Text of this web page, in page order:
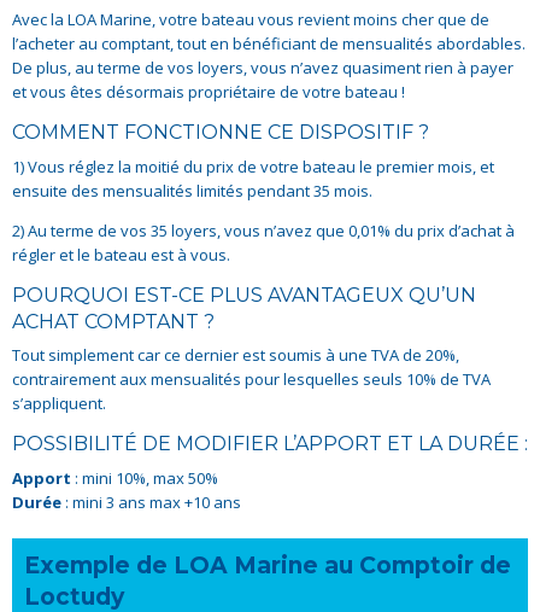
Avec la LOA Marine, votre bateau vous revient moins cher que de
l’acheter au comptant, tout en bénéficiant de mensualités abordables.
De plus, au terme de vos loyers, vous n’avez quasiment rien à payer
et vous êtes désormais propriétaire de votre bateau !
COMMENT FONCTIONNE CE DISPOSITIF ?
1) Vous réglez la moitié du prix de votre bateau le premier mois, et
ensuite des mensualités limités pendant 35 mois.
2) Au terme de vos 35 loyers, vous n’avez que 0,01% du prix d’achat à
régler et le bateau est à vous.
POURQUOI EST-CE PLUS AVANTAGEUX QU’UN
ACHAT COMPTANT ?
Tout simplement car ce dernier est soumis à une TVA de 20%,
contrairement aux mensualités pour lesquelles seuls 10% de TVA
s’appliquent.
POSSIBILITÉ DE MODIFIER L’APPORT ET LA DURÉE :
Apport : mini 10%, max 50%
Durée : mini 3 ans max +10 ans
Exemple de LOA Marine au Comptoir de
Loctudy